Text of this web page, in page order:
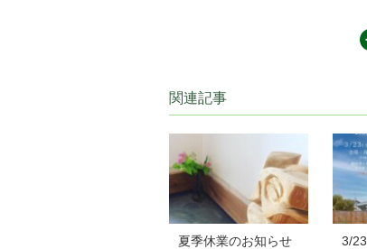
関連記事
夏季休業のお知らせ
3/